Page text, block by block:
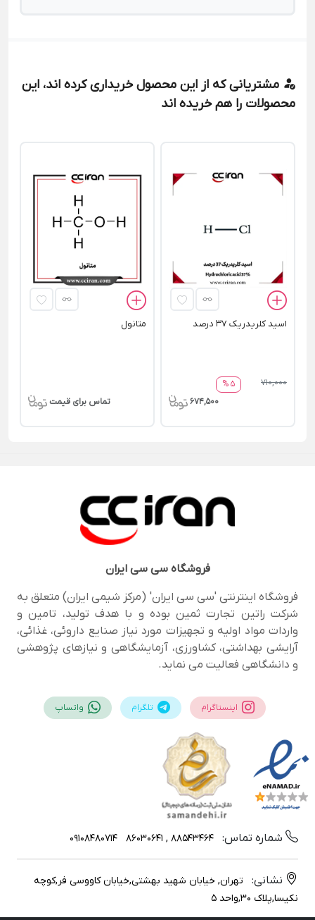
مشتریانی که از این محصول خریداری کرده اند، این
محصولات را هم خریده اند
اﺳﯿﺪ کلریدریک 37 درصد
5 %
710,000
674,500
متانول
تماس برای قیمت
فروشگاهسی سی ایران
فروشگاه اینترنتی 'سی سی ایران' (مرکز شیمی ایران) متعلق به
شرکت راتین تجارت ثمین بوده و با هدف تولید، تامین و
واردات مواد اولیه و تجهیزات مورد نیاز صنایع داروئی، غذائی،
آرایشی بهداشتی، کشاورزی، آزمایشگاهی و نیازهای پژوهشی
و دانشگاهی فعالیت می نماید.
اینستاگرام تلگرام واتساپ
شماره تماس: 88543464 , 86030641
09108480714
نشانی:
تهران, خیابان شهید بهشتی,خیابان کاووسی فر,کوچه
نکیسا,پلاک 30,واحد 5